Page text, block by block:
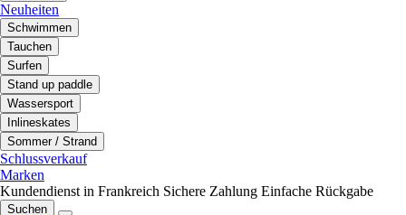
Neuheiten
Schwimmen
Tauchen
Surfen
Stand up paddle
Wassersport
Inlineskates
Sommer / Strand
Schlussverkauf
Marken
Kundendienst in Frankreich Sichere Zahlung Einfache Rückgabe
Suchen